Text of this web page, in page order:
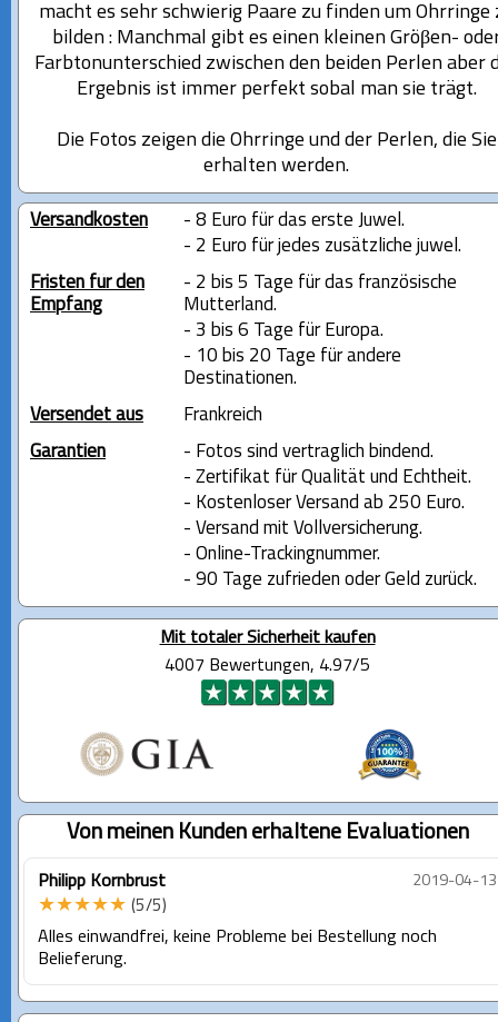
macht es sehr schwierig Paare zu finden um Ohrringe
bilden : Manchmal gibt es einen kleinen Gröβen-
Farbtonunterschied zwischen den beiden Perlen aber
Ergebnis ist immer perfekt sobal man sie trägt.
Die Fotos zeigen die Ohrringe und der Perlen, die Sie
erhalten werden.
Versandkosten
- 8 Euro für das erste Juwel.
- 2 Euro für jedes zusätzliche juwel.
Fristen für den
Empfang
- 2 bis 5 Tage für das französische
Mutterland.
- 3 bis 6 Tage für Europa.
- 10 bis 20 Tage für andere
Destinationen.
Versendet aus
Frankreich
Garantien
- Fotos sind vertraglich bindend.
- Zertifikat für Qualität und Echtheit.
- Kostenloser Versand ab 250 Euro.
- Versand mit Vollversicherung.
- Online-Trackingnummer.
- 90 Tage zufrieden oder Geld zurück.
Mit totaler Sicherheit kaufen
4007 Bewertungen, 4.97/5
Von meinen Kunden erhaltene Evaluationen
Philipp Kornbrust 2019-04-13
★★★★★ (5/5)
Alles einwandfrei, keine Probleme bei Bestellung noch
Belieferung.